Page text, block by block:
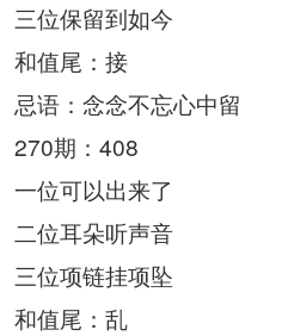
三位保留到如今
和值尾：接
忌语：念念不忘心中留
270期：408
一位可以出来了
二位耳朵听声音
三位项链挂项坠
和值尾：乱